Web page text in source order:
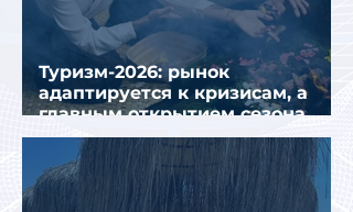
Туризм-2026: рынок
адаптируется к кризисам, а
главным открытием сезона
стал Вьетнам